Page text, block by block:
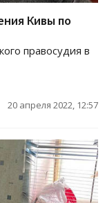
Кивы по
правосудия в
20 апреля 2022, 12:57